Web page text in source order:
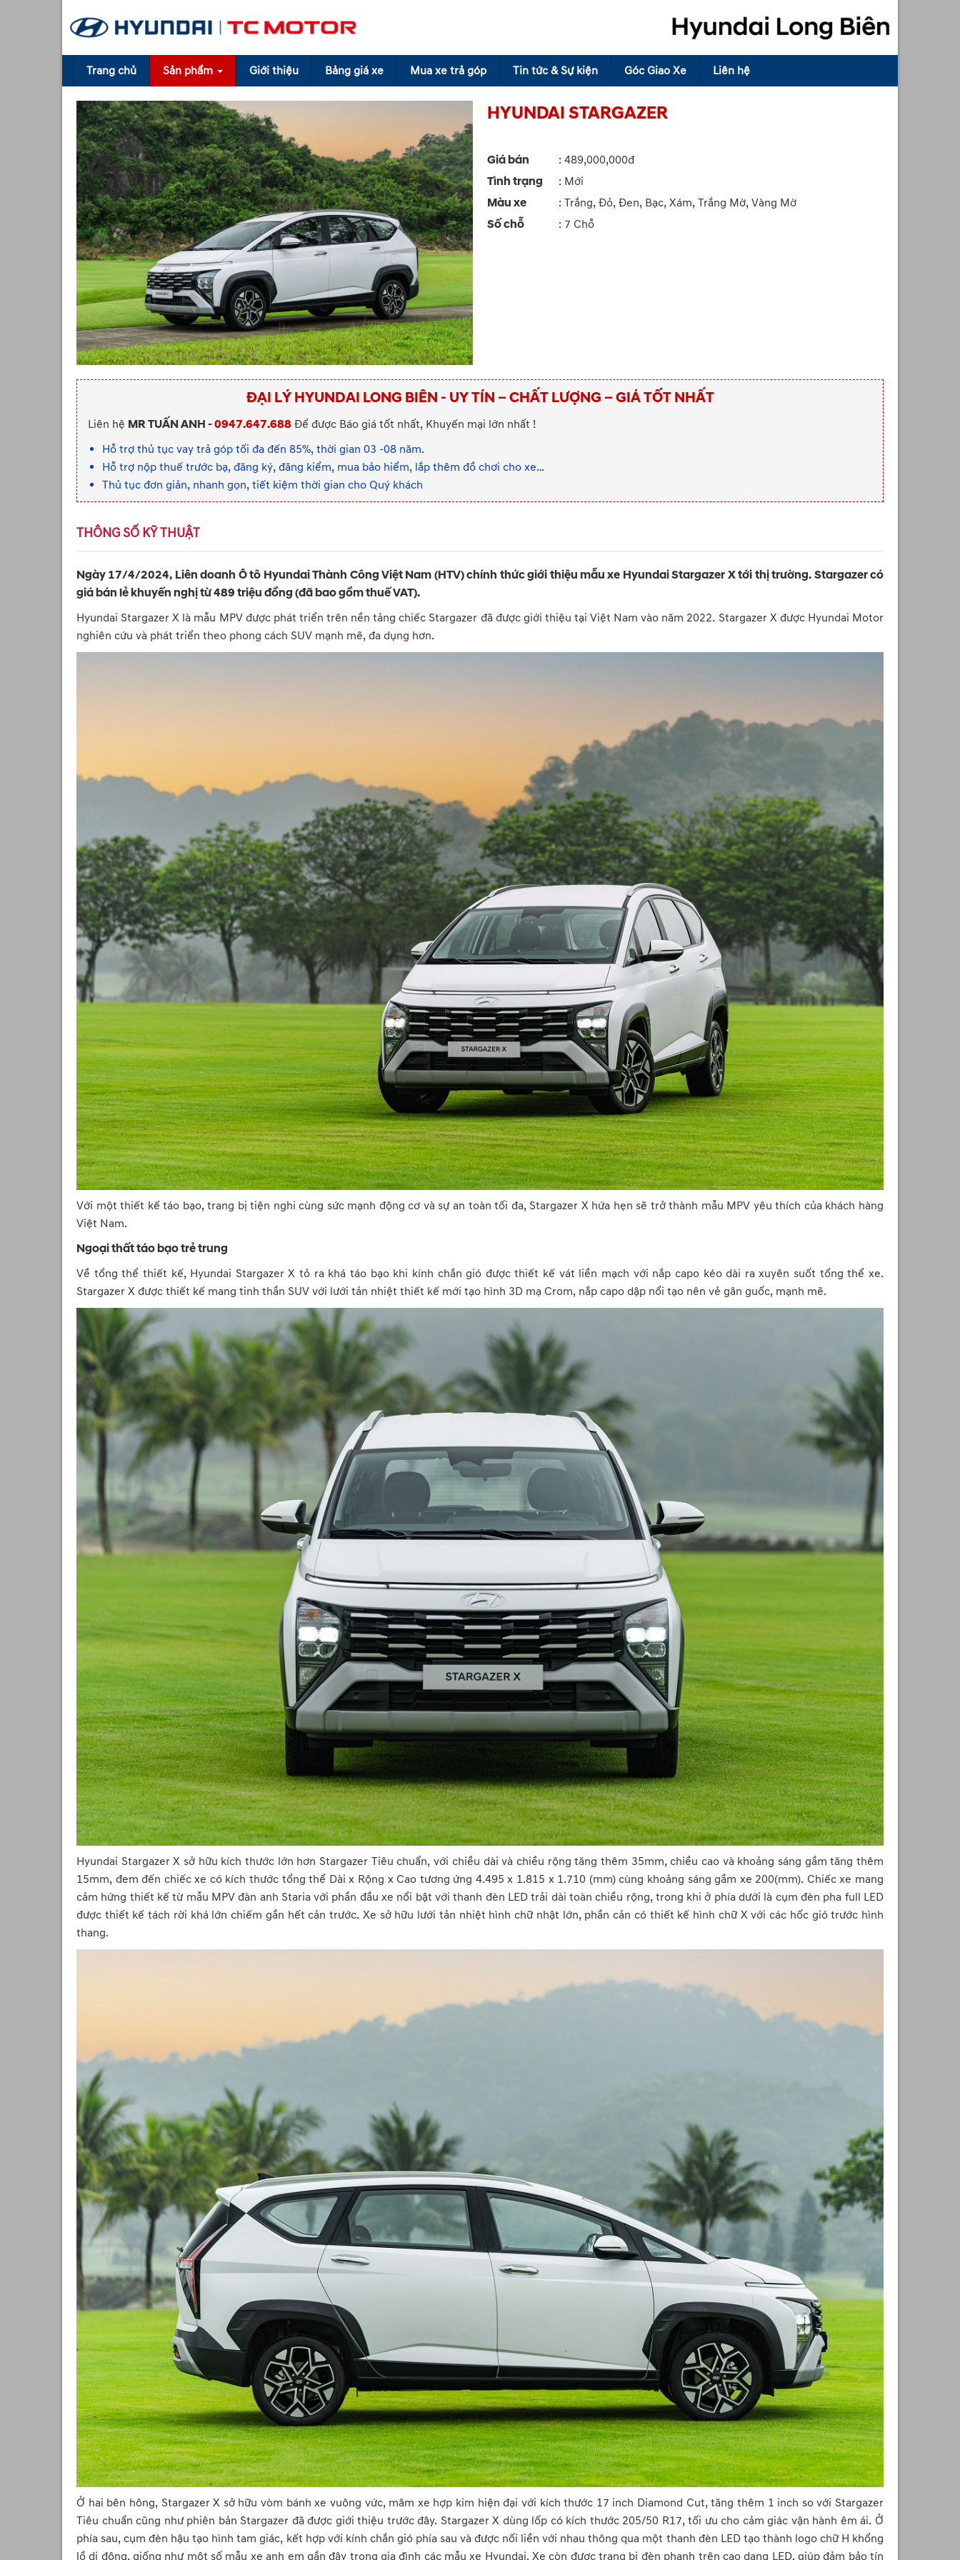
Trang chủ Sản phẩm Giới thiệu Bảng giá xe Mua xe trả góp Tin tức & Sự kiện Góc Giao Xe Liên hệ
HYUNDAI STARGAZER
Giá bán : 489,000,000đ
Tình trạng
: Mới
Màu xe
: Trắng, Đỏ, Đen, Bạc, Xám, Trắng Mờ, Vàng Mờ
Số chỗ
: 7 Chỗ
ĐẠI LÝ HYUNDAI LONG BIÊN - UY TÍN – CHẤT LƯỢNG – GIÁ TỐT NHẤT
Liên hệ MR TUẤN ANH -0947.647.688 Để được Báo giá tốt nhất, Khuyến mại lớn nhất !
Hỗ trợ thủ tục vay trả góp tối đa đến 85%, thời gian 03 -08 năm.
Hỗ trợ nộp thuế trước bạ, đăng ký, đăng kiểm, mua bảo hiểm, lắp thêm đồ chơi cho xe…
Thủ tục đơn giản, nhanh gọn, tiết kiệm thời gian cho Quý khách
THÔNG SỐ KỸ THUẬT
Ngày 17/4/2024, Liên doanh Ô tô Hyundai Thành Công Việt Nam (HTV) chính thức giới thiệu mẫu xe Hyundai Stargazer X tới thị trường. Stargazer có
giá bán lẻ khuyến nghị từ 489 triệu đồng (đã bao gồm thuế VAT).
Hyundai Stargazer X là mẫu MPV được phát triển trên nền tảng chiếc Stargazer đã được giới thiệu tại Việt Nam vào năm 2022. Stargazer X được Hyundai Motor
nghiên cứu và phát triển theo phong cách SUV mạnh mẽ, đa dụng hơn.
Với một thiết kế táo bạo, trang bị tiện nghi cùng sức mạnh động cơ và sự an toàn tối đa, Stargazer X hứa hẹn sẽ trở thành mẫu MPV yêu thích của khách hàng
Việt Nam.
Ngoại thất táo bạo trẻ trung
Về tổng thể thiết kế, Hyundai Stargazer X tỏ ra khá táo bạo khi kính chắn gió được thiết kế vát liền mạch với nắp capo kéo dài ra xuyên suốt tổng thể xe.
Stargazer X được thiết kế mang tinh thần SUV với lưới tản nhiệt thiết kế mới tạo hình 3D mạ Crom, nắp capo dập nổi tạo nên vẻ gân guốc, mạnh mẽ.
Hyundai Stargazer X sở hữu kích thước lớn hơn Stargazer Tiêu chuẩn, với chiều dài và chiều rộng tăng thêm 35mm, chiều cao và khoảng sáng gầm tăng thêm
15mm, đem đến chiếc xe có kích thước tổng thể Dài x Rộng x Cao tương ứng 4.495 x 1.815 x 1.710 (mm) cùng khoảng sáng gầm xe 200(mm). Chiếc xe mang
cảm hứng thiết kế từ mẫu MPV đàn anh Staria với phần đầu xe nổi bật với thanh đèn LED trải dài toàn chiều rộng, trong khi ở phía dưới là cụm đèn pha full LED
được thiết kế tách rời khá lớn chiếm gần hết cản trước. Xe sở hữu lưới tản nhiệt hình chữ nhật lớn, phần cản có thiết kế hình chữ X với các hốc gió trước hình
thang.
Ở hai bên hông, Stargazer X sở hữu vòm bánh xe vuông vức, mâm xe hợp kim hiện đại với kích thước 17 inch Diamond Cut, tăng thêm 1 inch so với Stargazer
Tiêu chuẩn cũng như phiên bản Stargazer đã được giới thiệu trước đây. Stargazer X dùng lốp có kích thước 205/50 R17, tối ưu cho cảm giác vận hành êm ái. Ở
phía sau, cụm đèn hậu tạo hình tam giác, kết hợp với kính chắn gió phía sau và được nối liền với nhau thông qua một thanh đèn LED tạo thành logo chữ H khổng
lồ di động, giống như một số mẫu xe anh em gần đây trong gia đình các mẫu xe Hyundai. Xe còn được trang bị đèn phanh trên cao dạng LED, giúp đảm bảo tín